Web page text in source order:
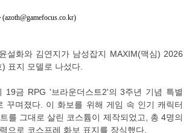
(azoth@gamefocus.co.kr)
설화와 김연지가 남성잡지 MAXIM(맥심) 2026
표지 모델로 나섰다.
19금 RPG '브라운더스트2'의 3주년 기념 특별
꾸며졌다. 이 화보를 위해 게임 속 인기 캐릭터
를 그대로 살린 코스튬이 제작되었고, 총 4명의
으로 코스프레 화보 표지를 장식했다.